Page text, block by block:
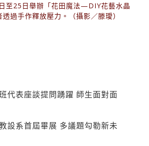
至25日舉辦「花田魔法—DIY花藝水晶
過手作釋放壓力。（攝影／滕璦）
代表座談提問踴躍 師生面對面
設系首屆畢展 多議題勾勒新未